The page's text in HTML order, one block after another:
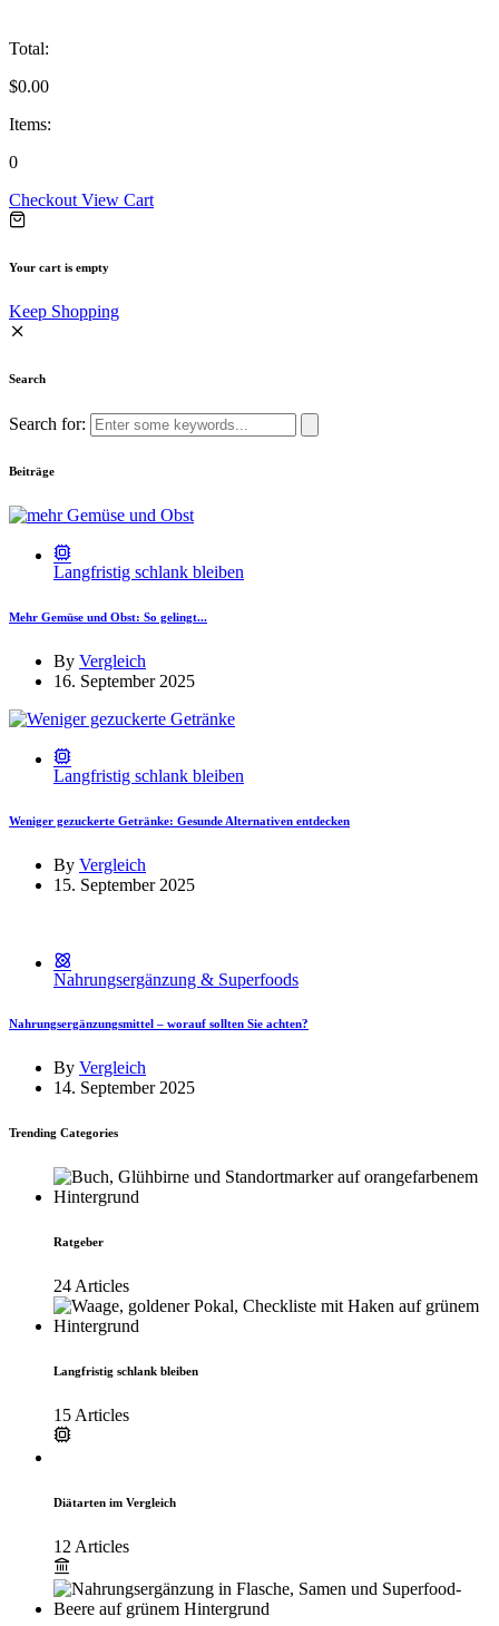
Total:
$0.00
Items:
0
Checkout View Cart
Your cart is empty
Keep Shopping
Search
Search for:
Beiträge
Langfristig schlank bleiben
Mehr Gemüse und Obst: So gelingt...
By Vergleich
16. September 2025
Langfristig schlank bleiben
Weniger gezuckerte Getränke: Gesunde Alternativen entdecken
By Vergleich
15. September 2025
Nahrungsergänzung & Superfoods
Nahrungsergänzungsmittel – worauf sollten Sie achten?
By Vergleich
14. September 2025
Trending Categories
Ratgeber
24 Articles
Langfristig schlank bleiben
15 Articles
Diätarten im Vergleich
12 Articles